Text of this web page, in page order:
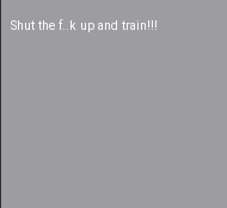
Shut the f..k up and train!!!